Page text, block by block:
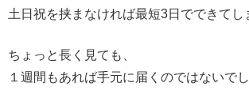
土日祝を挟まなければ最短3日でできてし
ちょっと長く見ても、
１週間もあれば手元に届くのではないでし